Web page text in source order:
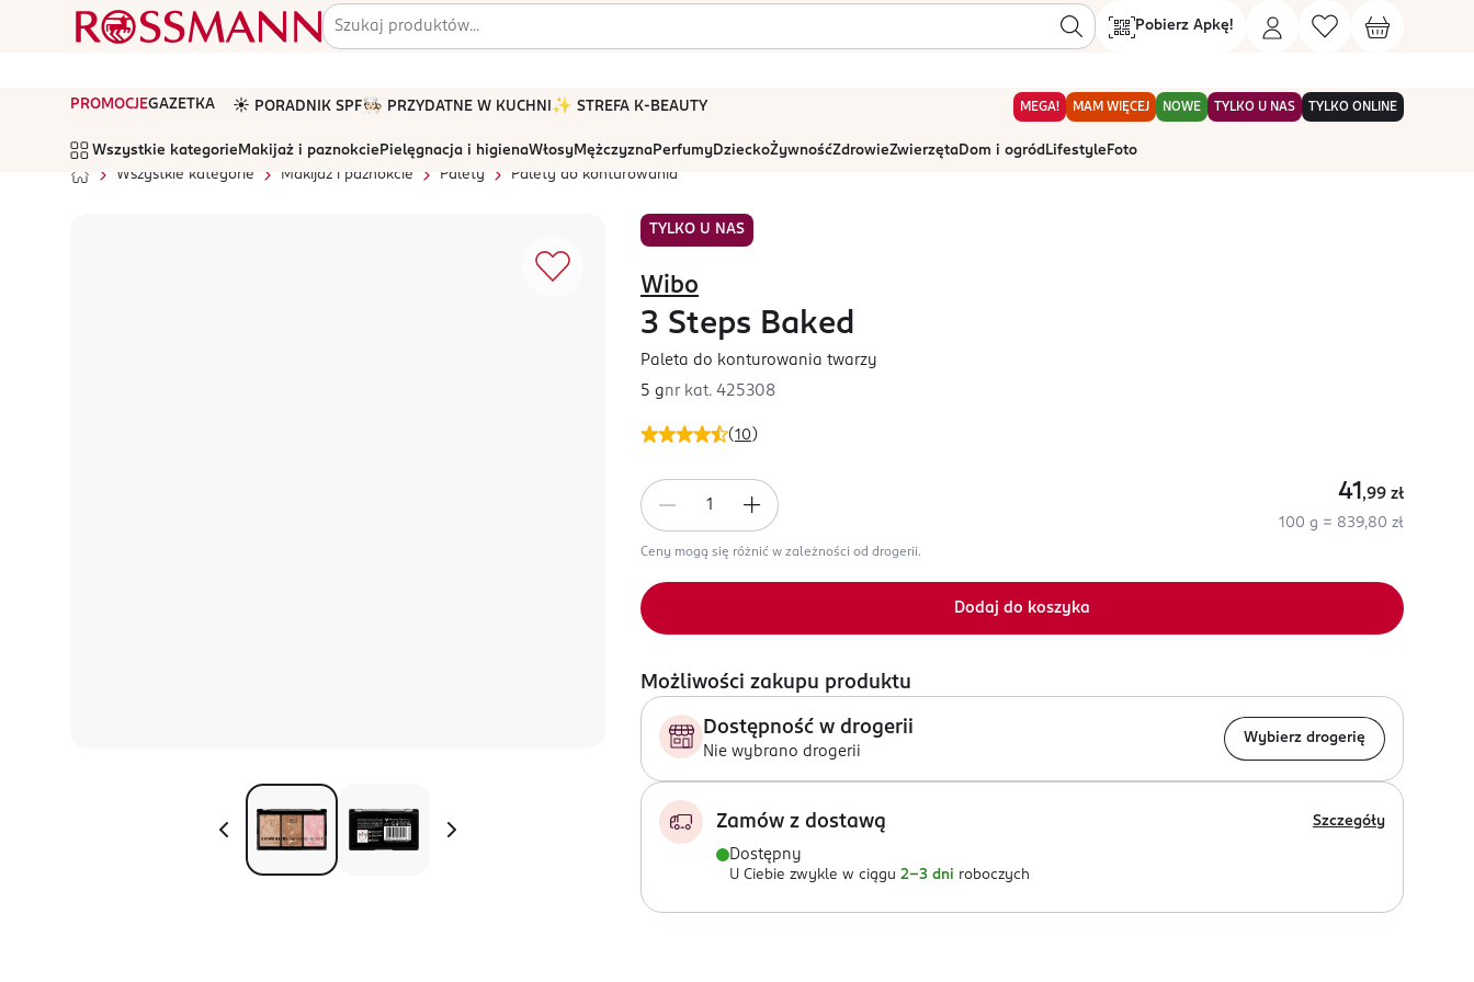
Pobierz Apkę!
PROMOCJEGAZETKA ☀️ PORADNIK SPF🧑🏻‍🍳 PRZYDATNE W KUCHNI ✨ STREFA K-BEAUTY MEGA! MAM WIĘCEJ NOWE TYLKO U NAS TYLKO ONLINE
Wszystkie kategorie Makijaż i paznokcie Pielęgnacja i higienaWłosyMężczyznaPerfumyDzieckoŻywnośćZdrowieZwierzętaDom i ogród Lifestyle Foto
Wszystkie kategorie
Makijaż i paznokcie Palety Palety do konturowania
TYLKO U NAS
(10 )
Wibo
3 Steps Baked
Paleta do konturowania twarzy
5 gnr kat. 425308
41 ,99 zł
100 g = 839,80 zł
Ceny mogą się różnić w zależności od drogerii.
Dodaj do koszyka
Możliwości zakupu produktu
Dostępność w drogerii
Nie wybrano drogerii
Wybierz drogerię
Zamów z dostawą Szczegóły
Dostępny
U Ciebie zwykle w ciągu 2-3 dni roboczych